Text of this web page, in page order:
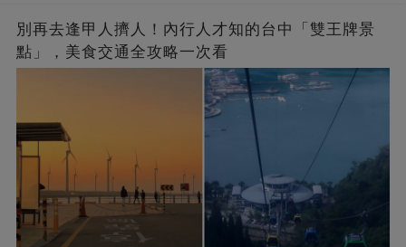
別再去逢甲人擠人！內行人才知的台中「雙王牌景
點」，美食交通全攻略一次看